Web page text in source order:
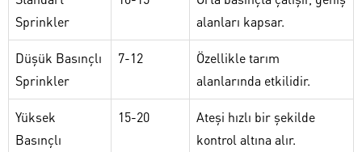
Sprinkler
alanları kapsar.
Düşük Basınçlı
Sprinkler
7-12
Özellikle tarım
alanlarında etkilidir.
Yüksek
Basınçlı
15-20
Ateşi hızlı bir şekilde
kontrol altına alır.